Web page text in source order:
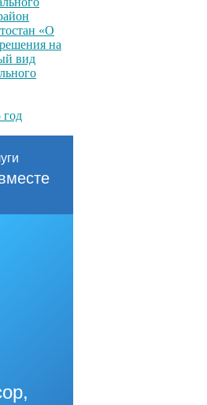
«О
на
вид
год